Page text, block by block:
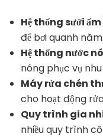
Hệ thống sưởi
để bơi quanh năm.
Hệ thống nước
nóng phục vụ
Máy rửa chén
cho hoạt động
Quy trình gia
nhiều quy trình